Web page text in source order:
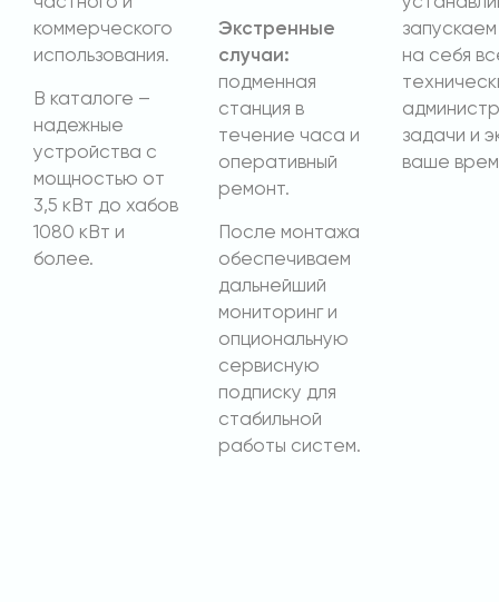
коммерческого
использования.
В каталоге –
надежные
устройства с
мощностью от
3,5 кВт до хабов
1080 кВт и
более.
Экстренные
случаи:
подменная
станция в
течение часа и
оперативный
ремонт.
После монтажа
обеспечиваем
дальнейший
мониторинг и
опциональную
сервисную
подписку для
стабильной
работы систем.
на себя
задачи и
ваше